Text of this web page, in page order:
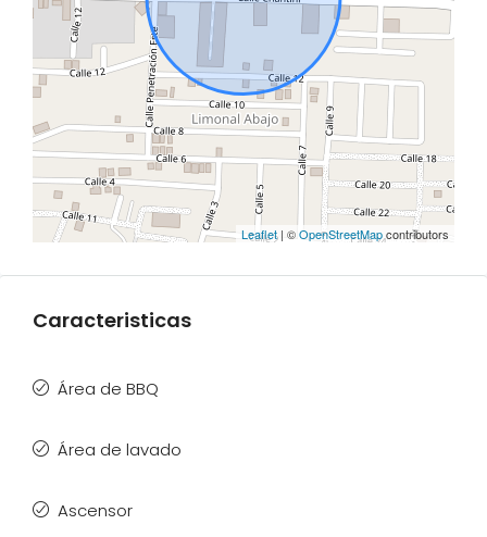
Leaflet| ©OpenStreetMapcontributors
Caracteristicas
Área de BBQ
Área de lavado
Ascensor